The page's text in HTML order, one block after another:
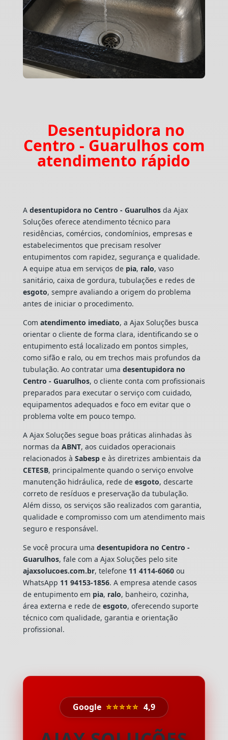
Desentupidora no
Centro - Guarulhos com
atendimento rápido
A desentupidora no Centro - Guarulhosda Ajax
Soluções oferece atendimento técnico para
residências, comércios, condomínios, empresas e
estabelecimentos que precisam resolver
entupimentos com rapidez, segurança e qualidade.
A equipe atua em serviços de pia, ralo, vaso
sanitário, caixa de gordura, tubulações e redes de
esgoto, sempre avaliando a origem do problema
antes de iniciar o procedimento.
Com atendimento imediato, a Ajax Soluções busca
orientar o cliente de forma clara, identificando se o
entupimento está localizado em pontos simples,
como sifão e ralo, ou em trechos mais profundos da
tubulação. Ao contratar uma desentupidora no
Centro - Guarulhos, o cliente conta com profissionais
preparados para executar o serviço com cuidado,
equipamentos adequados e foco em evitar que o
problema volte em pouco tempo.
A Ajax Soluções segue boas práticas alinhadas às
normas da ABNT, aos cuidados operacionais
relacionados à Sabespe às diretrizes ambientais da
CETESB, principalmente quando o serviço envolve
manutenção hidráulica, rede de esgoto, descarte
correto de resíduos e preservação da tubulação.
Além disso, os serviços são realizados com garantia,
qualidade e compromisso com um atendimento mais
seguro e responsável.
Se você procura uma desentupidora no Centro -
Guarulhos, fale com a Ajax Soluções pelo site
ajaxsolucoes.com.br, telefone 11 4114-6060ou
WhatsApp 11 94153-1856. A empresa atende casos
de entupimento em pia, ralo, banheiro, cozinha,
área externa e rede de esgoto, oferecendo suporte
técnico com qualidade, garantia e orientação
profissional.
Google ⭐⭐⭐⭐⭐ 4,9